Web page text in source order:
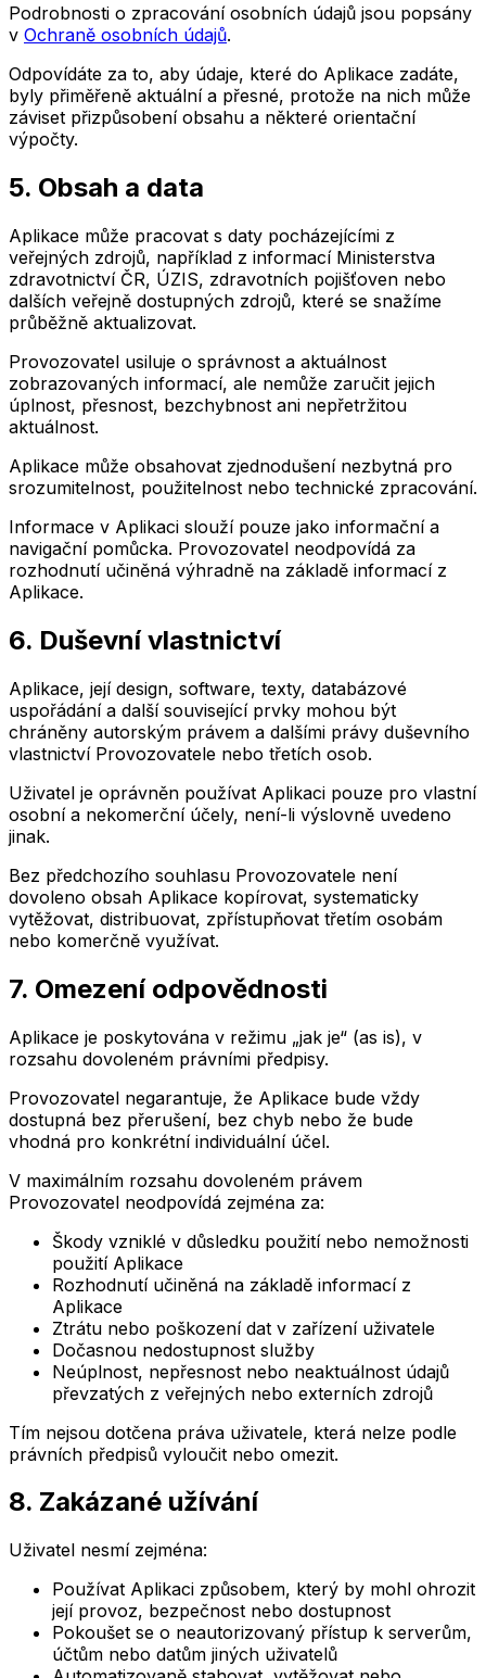
Podrobnosti o zpracování osobních údajů jsou popsány
v Ochraně osobních údajů.
Odpovídáte za to, aby údaje, které do Aplikace zadáte,
byly přiměřeně aktuální a přesné, protože na nich může
záviset přizpůsobení obsahu a některé orientační
výpočty.
5. Obsah a data
Aplikace může pracovat s daty pocházejícími z
veřejných zdrojů, například z informací Ministerstva
zdravotnictví ČR, ÚZIS, zdravotních pojišťoven nebo
dalších veřejně dostupných zdrojů, které se snažíme
průběžně aktualizovat.
Provozovatel usiluje o správnost a aktuálnost
zobrazovaných informací, ale nemůže zaručit jejich
úplnost, přesnost, bezchybnost ani nepřetržitou
aktuálnost.
Aplikace může obsahovat zjednodušení nezbytná pro
srozumitelnost, použitelnost nebo technické zpracování.
Informace v Aplikaci slouží pouze jako informační a
navigační pomůcka. Provozovatel neodpovídá za
rozhodnutí učiněná výhradně na základě informací z
Aplikace.
6. Duševní vlastnictví
Aplikace, její design, software, texty, databázové
uspořádání a další související prvky mohou být
chráněny autorským právem a dalšími právy duševního
vlastnictví Provozovatele nebo třetích osob.
Uživatel je oprávněn používat Aplikaci pouze pro vlastní
osobní a nekomerční účely, není-li výslovně uvedeno
jinak.
Bez předchozího souhlasu Provozovatele není
dovoleno obsah Aplikace kopírovat, systematicky
vytěžovat, distribuovat, zpřístupňovat třetím osobám
nebo komerčně využívat.
7. Omezení odpovědnosti
Aplikace je poskytována v režimu „jak je“ (as is), v
rozsahu dovoleném právními předpisy.
Provozovatel negarantuje, že Aplikace bude vždy
dostupná bez přerušení, bez chyb nebo že bude
vhodná pro konkrétní individuální účel.
V maximálním rozsahu dovoleném právem
Provozovatel neodpovídá zejména za:
Škody vzniklé v důsledku použití nebo nemožnosti
použití Aplikace
Rozhodnutí učiněná na základě informací z
Aplikace
Ztrátu nebo poškození dat v zařízení uživatele
Dočasnou nedostupnost služby
Neúplnost, nepřesnost nebo neaktuálnost údajů
převzatých z veřejných nebo externích zdrojů
Tím nejsou dotčena práva uživatele, která nelze podle
právních předpisů vyloučit nebo omezit.
8. Zakázané užívání
Uživatel nesmí zejména:
Používat Aplikaci způsobem, který by mohl ohrozit
její provoz, bezpečnost nebo dostupnost
Pokoušet se o neautorizovaný přístup k serverům,
účtům nebo datům jiných uživatelů